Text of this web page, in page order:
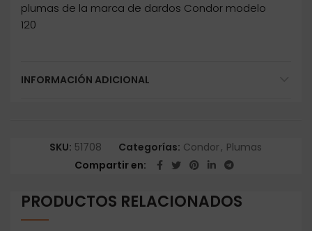
plumas de la marca de dardos Condor modelo
120
INFORMACIÓN ADICIONAL
SKU: 51708 Categorías: Condor, Plumas
Compartir en
PRODUCTOS RELACIONADOS